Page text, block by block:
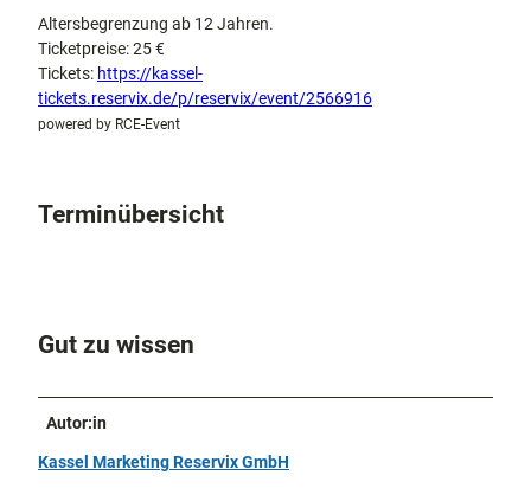
Altersbegrenzung ab 12 Jahren.
Ticketpreise: 25 €
Tickets: https://kassel-
tickets.reservix.de/p/reservix/event/2566916
powered by RCE-Event
Terminübersicht
Gut zu wissen
Autor:in
Kassel Marketing Reservix GmbH